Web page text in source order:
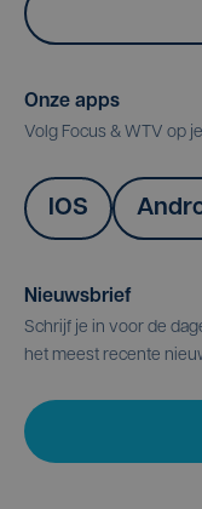
Onze apps
Volg Focus & WTV op
IOS
Nieuwsbrief
Schrijf je in voor de
het meest recente